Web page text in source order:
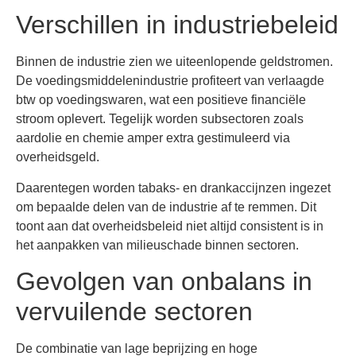
Verschillen in industriebeleid
Binnen de industrie zien we uiteenlopende geldstromen.
De voedingsmiddelenindustrie profiteert van verlaagde
btw op voedingswaren, wat een positieve financiële
stroom oplevert. Tegelijk worden subsectoren zoals
aardolie en chemie amper extra gestimuleerd via
overheidsgeld.
Daarentegen worden tabaks- en drankaccijnzen ingezet
om bepaalde delen van de industrie af te remmen. Dit
toont aan dat overheidsbeleid niet altijd consistent is in
het aanpakken van milieuschade binnen sectoren.
Gevolgen van onbalans in
vervuilende sectoren
De combinatie van lage beprijzing en hoge